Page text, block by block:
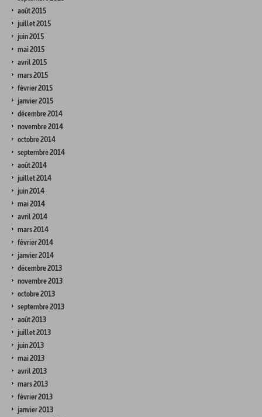
août 2015
juillet 2015
juin 2015
mai 2015
avril 2015
mars 2015
février 2015
janvier 2015
décembre 2014
novembre 2014
octobre 2014
septembre 2014
août 2014
juillet 2014
juin 2014
mai 2014
avril 2014
mars 2014
février 2014
janvier 2014
décembre 2013
novembre 2013
octobre 2013
septembre 2013
août 2013
juillet 2013
juin 2013
mai 2013
avril 2013
mars 2013
février 2013
janvier 2013